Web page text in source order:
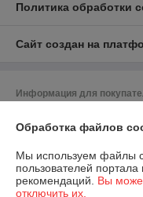
Политика обработки
Сайт создан на
Информация для
Александрович
Регистрационный номер
УНП: 700342984
Обработка файлов
Мы используем файлы
пользователей
рекомендаций. Вы
отключить их.